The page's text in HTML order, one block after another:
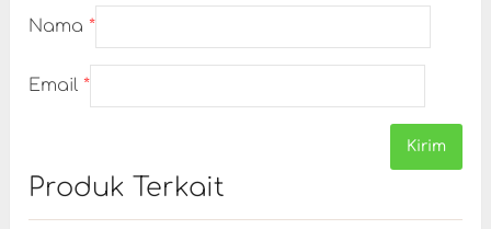
Nama *
Email *
Produk Terkait